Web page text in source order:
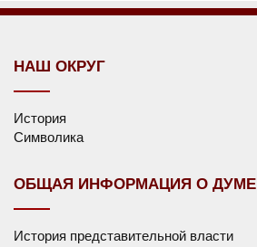
НАШ ОКРУГ
История
Символика
ОБЩАЯ ИНФОРМАЦИЯ О ДУМЕ
История представительной власти